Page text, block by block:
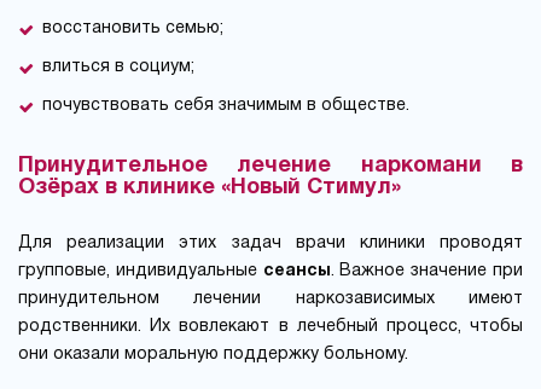
восстановить семью;
влиться в социум;
почувствовать себя значимым в обществе.
Принудительное лечение наркомани в
Озёрах в клинике «Новый Стимул»
Для реализации этих задач врачи клиники проводят
групповые, индивидуальные сеансы . Важное значение при
принудительном лечении наркозависимых имеют
родственники. Их вовлекают в лечебный процесс, чтобы
они оказали моральную поддержку больному.